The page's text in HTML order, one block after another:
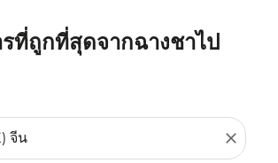
ที่ถูกที่สุดจากฉางชาไป
close
ทางของคุณ (ต้นทางและ/หรือปลายทาง) หรื